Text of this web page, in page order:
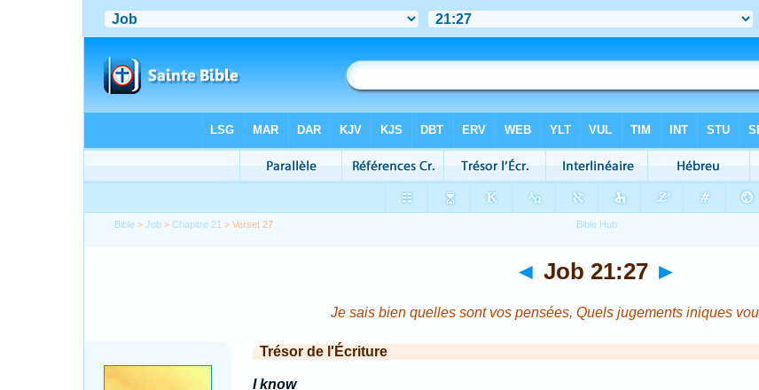
Bible >Job >Chapitre 21 > Verset 27
◄ Job 21:27 ►
Je sais bien quelles sont vos pensées, Quels jugements iniques
Trésor de l'Écriture
I know